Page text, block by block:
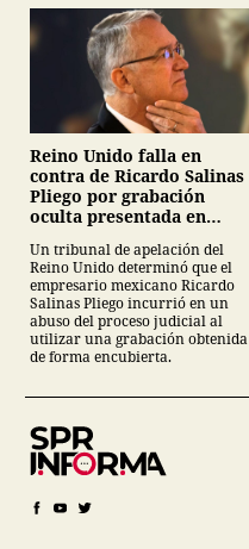
Reino Unido falla en
contra de Ricardo Salinas
Pliego por grabación
oculta presentada en
Un tribunal de apelación del
Reino Unido determinó que el
empresario mexicano Ricardo
Salinas Pliego incurrió en un
abuso del proceso judicial al
utilizar una grabación obtenida
de forma encubierta.